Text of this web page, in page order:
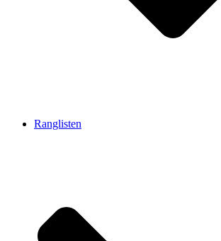
Ranglisten